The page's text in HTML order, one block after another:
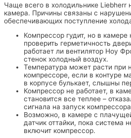
Чаще всего в холодильнике Liebherr
камера. Причины связаны с
обеспечивающих поступление
Компрессор гудит, но в
проверить герметичность
работает ли вентилятор Ноу
стенок холодный воздух.
Температура может расти
компрессоре, если в контуре
в корпусе булькает, слышны
Компрессор не работает, в
становится все теплее –
сигнала на запуск
Возможно, в камере с
датчик оттайки, пока система
включит компрессор.